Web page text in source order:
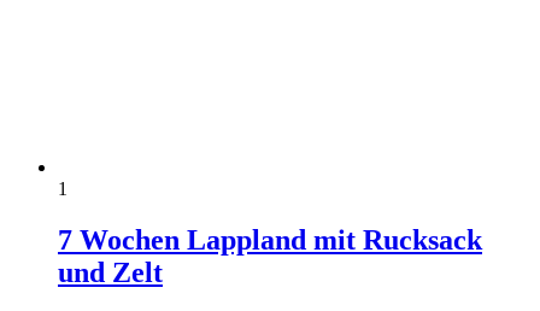
1
7 Wochen Lappland mit Rucksack
und Zelt